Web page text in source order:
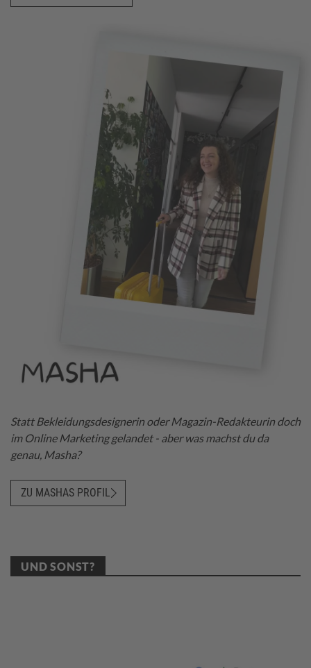
Statt Bekleidungsdesignerin oder Magazin-Redakteurin doch
im Online Marketing gelandet - aber was machst du da
genau, Masha?
ZU MASHAS PROFIL
UND SONST?